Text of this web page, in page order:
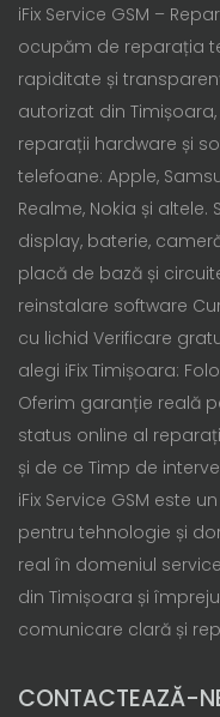
iFix Service GSM –
ocupăm de reparația
rapiditate și
autorizat din
reparații hardware și
telefoane: Apple,
Realme, Nokia și
display, baterie,
placă de bază și
reinstalare software
cu lichid Verificare
alegi iFix Timișoara:
Oferim garanție reală
status online al
și de ce Timp de
iFix Service GSM este
pentru tehnologie și
real în domeniul
din Timișoara și
comunicare clară și
CONTACTEAZĂ-